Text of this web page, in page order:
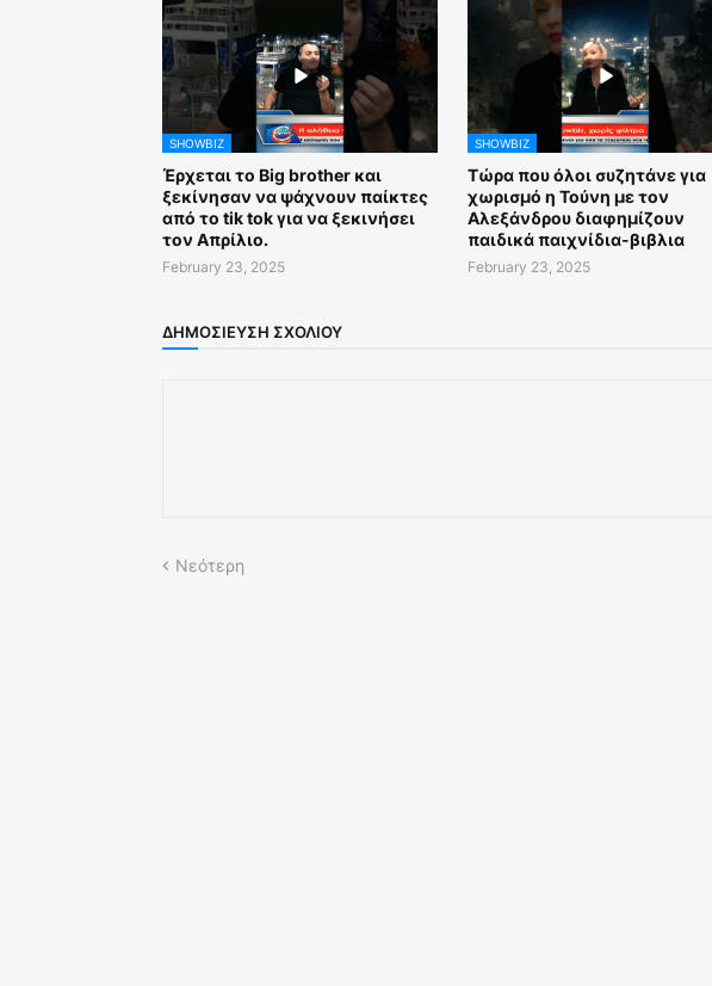
SHOWBIZ
Έρχεται το Big brother και
ξεκίνησαν να ψάχνουν παίκτες
από το tik tok για να ξεκινήσει
τον Απρίλιο.
February 23, 2025
SHOWBIZ
Τώρα που όλοι συζητάνε για
χωρισμό η Τούνη με τον
Αλεξάνδρου διαφημίζουν
παιδικά παιχνίδια-βιβλια
February 23, 2025
ΔΗΜΟΣΊΕΥΣΗ ΣΧΟΛΊΟΥ
Νεότερη